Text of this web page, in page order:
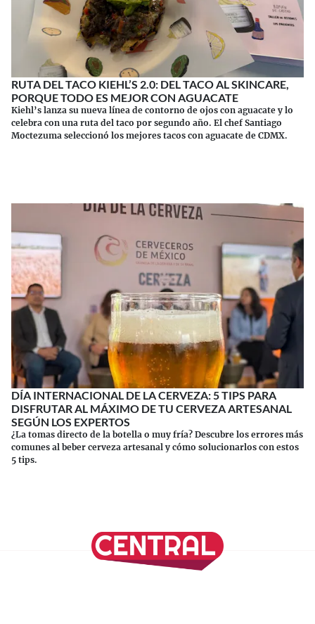
RUTA DEL TACO KIEHL’S 2.0: DEL TACO AL SKINCARE,
PORQUE TODO ES MEJOR CON AGUACATE
Kiehl’s lanza su nueva línea de contorno de ojos con aguacate y lo
celebra con una ruta del taco por segundo año. El chef Santiago
Moctezuma seleccionó los mejores tacos con aguacate de CDMX.
DÍA INTERNACIONAL DE LA CERVEZA: 5 TIPS PARA
DISFRUTAR AL MÁXIMO DE TU CERVEZA ARTESANAL
SEGÚN LOS EXPERTOS
¿La tomas directo de la botella o muy fría? Descubre los errores más
comunes al beber cerveza artesanal y cómo solucionarlos con estos
5 tips.